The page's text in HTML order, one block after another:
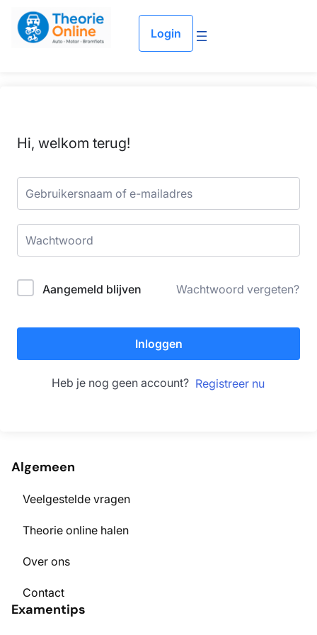
Login
Hi, welkom terug!
Aangemeld blijven Wachtwoord vergeten?
Inloggen
Heb je nog geen account? Registreer nu
Algemeen
Veelgestelde vragen
Theorie online halen
Over ons
Contact
Examentips